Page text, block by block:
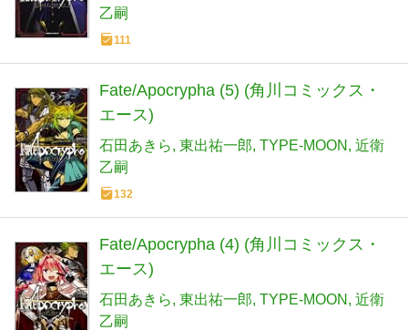
乙嗣
111
Fate/Apocrypha (5) (角川コミックス・
エース)
石田あきら 東出祐一郎 TYPE-MOON
近衛
乙嗣
132
Fate/Apocrypha (4) (角川コミックス・
エース)
石田あきら 東出祐一郎 TYPE-MOON
近衛
乙嗣